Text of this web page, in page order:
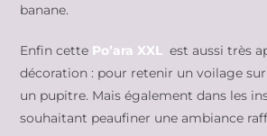
banane.
Enfin cette Po’ara XXL est aussi très
décoration : pour retenir un voilage
un pupitre. Mais également dans les
souhaitant peaufiner une ambiance